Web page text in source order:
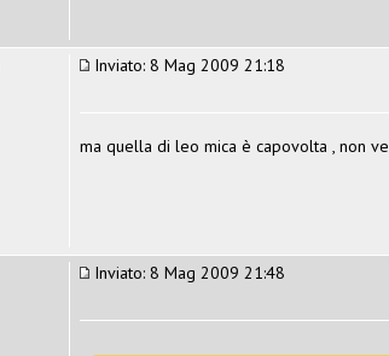
Inviato: 8 Mag 2009 21:18
ma quella di leo mica è capovolta , non
Inviato: 8 Mag 2009 21:48